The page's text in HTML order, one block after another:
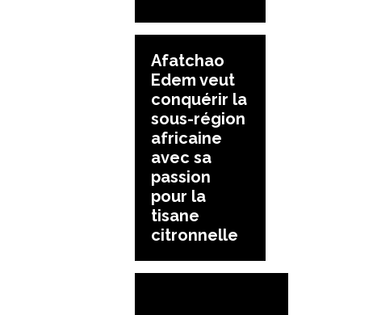
Afatchao
Edem veut
conquérir la
sous-région
africaine
avec sa
passion
pour la
tisane
citronnelle